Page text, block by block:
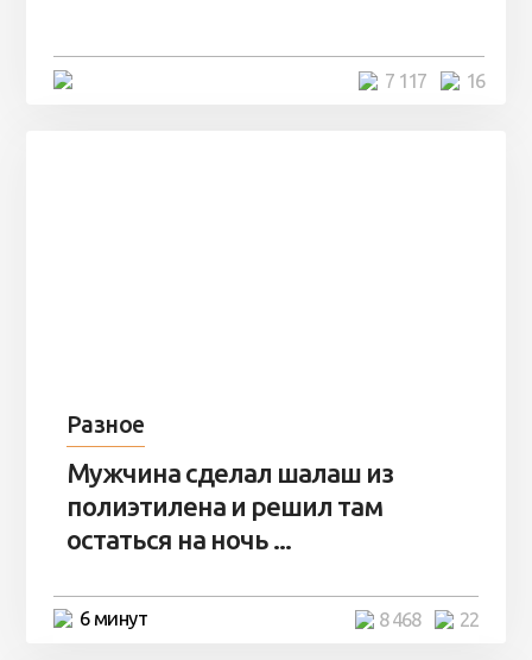
16
7 117
Разное
Мужчина сделал шалаш из
полиэтилена и решил там
остаться на ночь ...
6 минут 22
8 468